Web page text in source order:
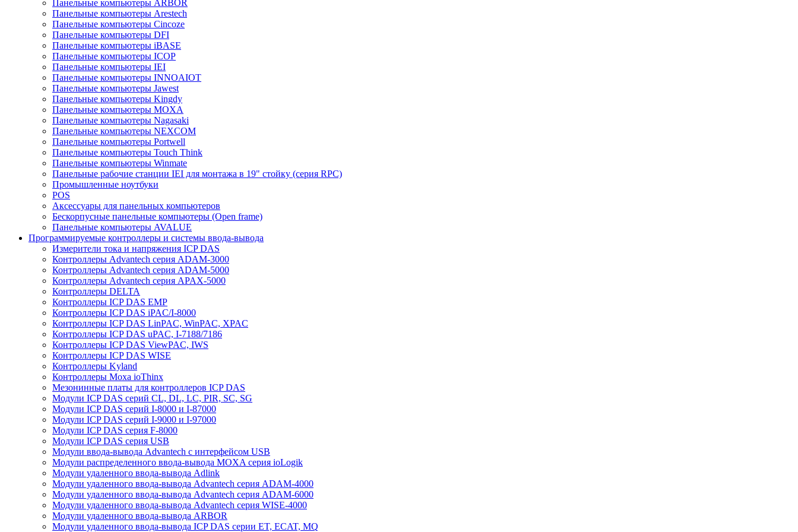
Панельные компьютеры ARBOR
Панельные компьютеры Arestech
Панельные компьютеры Cincoze
Панельные компьютеры DFI
Панельные компьютеры iBASE
Панельные компьютеры ICOP
Панельные компьютеры IEI
Панельные компьютеры INNOAIOT
Панельные компьютеры Jawest
Панельные компьютеры Kingdy
Панельные компьютеры MOXA
Панельные компьютеры Nagasaki
Панельные компьютеры NEXCOM
Панельные компьютеры Portwell
Панельные компьютеры Touch Think
Панельные компьютеры Winmate
Панельные рабочие станции IEI для монтажа в 19" стойку (серия RPC)
Промышленные ноутбуки
POS
Аксессуары для панельных компьютеров
Бескорпусные панельные компьютеры (Open frame)
Панельные компьютеры AVALUE
Программируемые контроллеры и системы ввода-вывода
Измерители тока и напряжения ICP DAS
Контроллеры Advantech серия ADAM-3000
Контроллеры Advantech серия ADAM-5000
Контроллеры Advantech серия APAX-5000
Контроллеры DELTA
Контроллеры ICP DAS EMP
Контроллеры ICP DAS iPAC/I-8000
Контроллеры ICP DAS LinPAC, WinPAC, XPAC
Контроллеры ICP DAS uPAC, I-7188/7186
Контроллеры ICP DAS ViewPAC, IWS
Контроллеры ICP DAS WISE
Контроллеры Kyland
Контроллеры Moxa ioThinx
Мезонинные платы для контроллеров ICP DAS
Модули ICP DAS серий CL, DL, LC, PIR, SC, SG
Модули ICP DAS серий I-8000 и I-87000
Модули ICP DAS серий I-9000 и I-97000
Модули ICP DAS серия F-8000
Модули ICP DAS серия USB
Модули ввода-вывода Advantech с интерфейсом USB
Модули распределенного ввода-вывода MOXA серия ioLogik
Модули удаленного ввода-вывода Adlink
Модули удаленного ввода-вывода Advantech серия ADAM-4000
Модули удаленного ввода-вывода Advantech серия ADAM-6000
Модули удаленного ввода-вывода Advantech серия WISE-4000
Модули удаленного ввода-вывода ARBOR
Модули удаленного ввода-вывода ICP DAS серии ET, ECAT, MQ